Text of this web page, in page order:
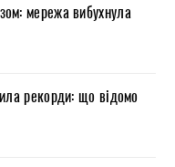
мережа вибухнула
рекорди: що відомо